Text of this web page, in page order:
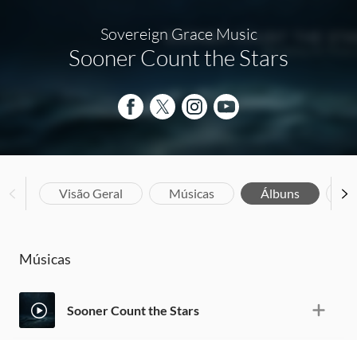
Sovereign Grace Music
Sooner Count the Stars
Visão Geral Músicas Álbuns
Músicas
Sooner Count the Stars